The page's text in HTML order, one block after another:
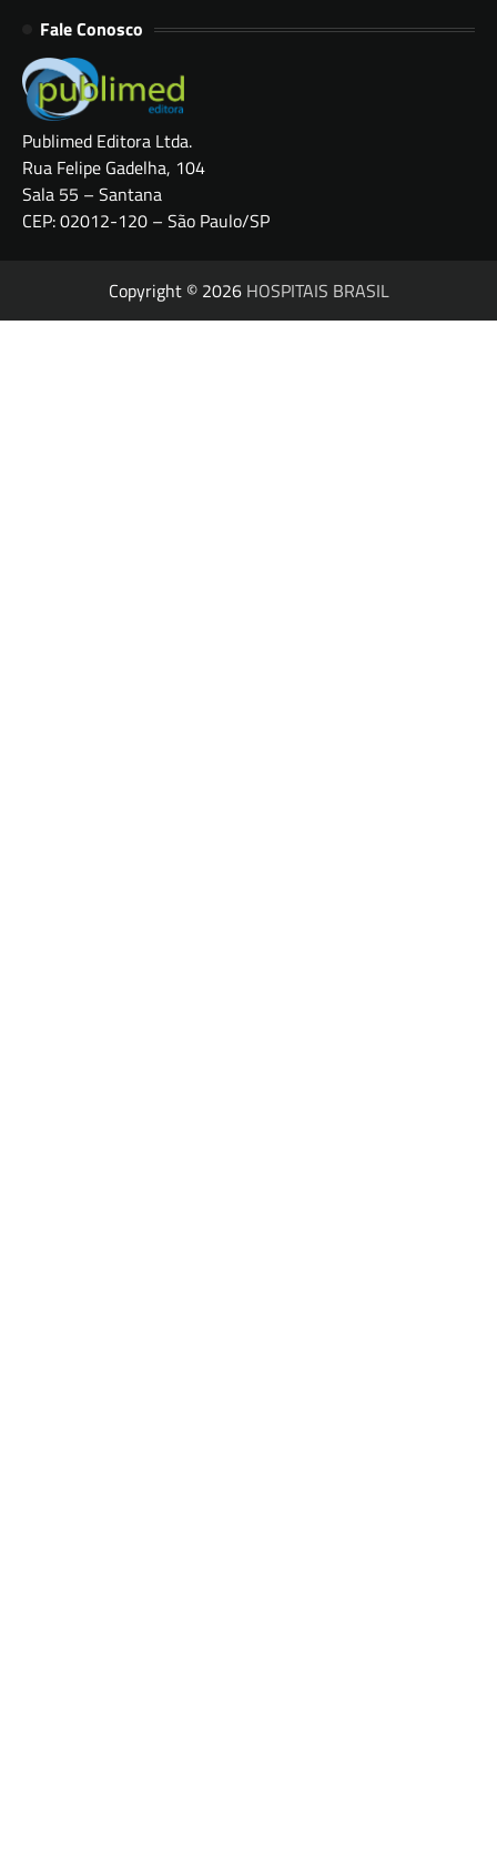
Fale Conosco
Publimed Editora Ltda.
Rua Felipe Gadelha, 104
Sala 55 – Santana
CEP: 02012-120 – São Paulo/SP
Copyright © 2026 HOSPITAIS BRASIL